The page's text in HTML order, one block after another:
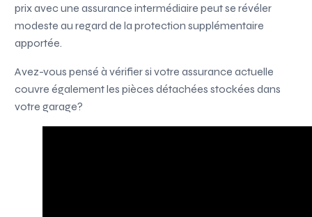
prix avec une assurance intermédiaire peut se révéler
modeste au regard de la protection supplémentaire
apportée.
Avez-vous pensé à vérifier si votre assurance actuelle
couvre également les pièces détachées stockées dans
votre garage?